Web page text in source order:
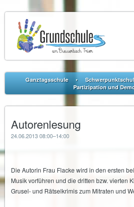
Ganztagsschule •
Partizipation und
Autorenlesung
24.06.2013 08:00–14:00
Die Autorin Frau Flacke wird in den ersten
Musik vorführen und die dritten bzw. vierten
Grusel- und Rätselkrimis zum Mitraten und